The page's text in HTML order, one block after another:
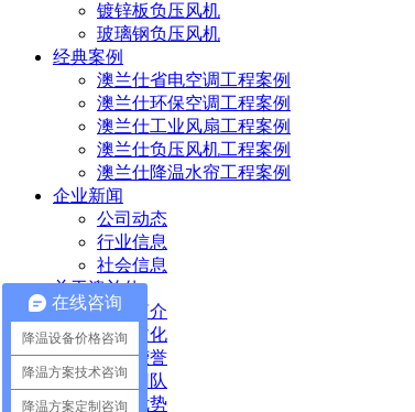
镀锌板负压风机
玻璃钢负压风机
经典案例
澳兰仕省电空调工程案例
澳兰仕环保空调工程案例
澳兰仕工业风扇工程案例
澳兰仕负压风机工程案例
澳兰仕降温水帘工程案例
企业新闻
公司动态
行业信息
社会信息
关于澳兰仕
企业简介
企业文化
企业荣誉
企业团队
企业优势
在线咨询
降温设备价格咨询
降温方案技术咨询
降温方案定制咨询